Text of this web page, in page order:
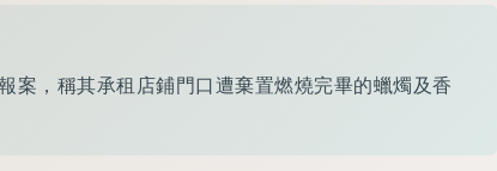
案，稱其承租店鋪門口遭棄置燃燒完畢的蠟燭及香